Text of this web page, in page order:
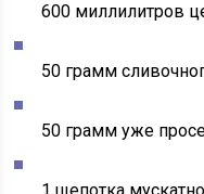
600 миллилитров
50 грамм
50 грамм уже